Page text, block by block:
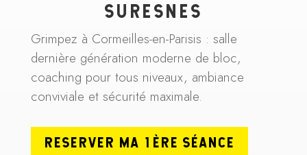
SURESNES
Grimpez à Cormeilles-en-Parisis : salle
dernière génération moderne de bloc,
coaching pour tous niveaux, ambiance
conviviale et sécurité maximale.
RESERVER MA 1ÈRE SÉANCE